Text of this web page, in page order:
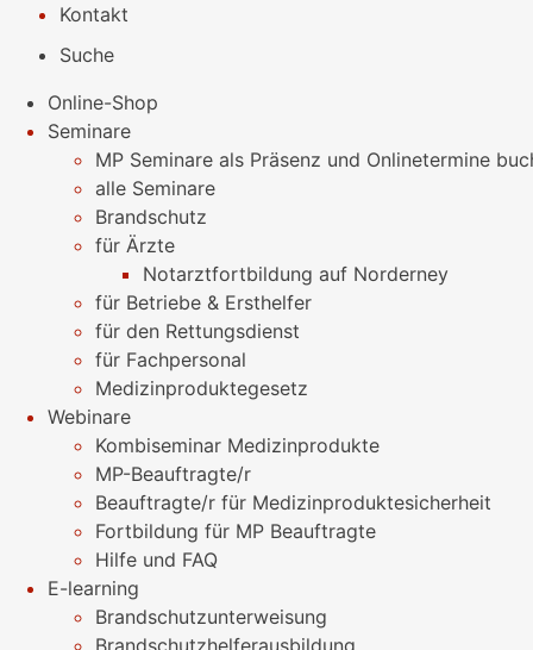
Kontakt
Suche
Online-Shop
Seminare
MP Seminare als Präsenz und Onlinetermine
alle Seminare
Brandschutz
für Ärzte
Notarztfortbildung auf Norderney
für Betriebe & Ersthelfer
für den Rettungsdienst
für Fachpersonal
Medizinproduktegesetz
Webinare
Kombiseminar Medizinprodukte
MP-Beauftragte/r
Beauftragte/r für Medizinproduktesicherheit
Fortbildung für MP Beauftragte
Hilfe und FAQ
E-learning
Brandschutzunterweisung
Brandschutzhelferausbildung